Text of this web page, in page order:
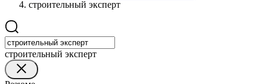
строительный эксперт
строительный эксперт